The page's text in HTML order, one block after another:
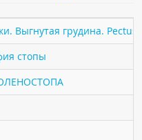
(КТ)
(МРТ)
Выгнутая грудина. Pectus
стопы